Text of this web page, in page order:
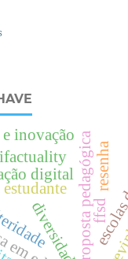
proposta pedagógica
digital
diversidade ffsd
resenha
estudante
inovação